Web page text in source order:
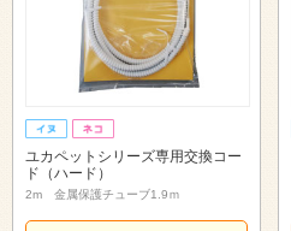
ユカペットシリーズ専用交換コー
ド（ハード）
2m 金属保護チューブ1.9ｍ